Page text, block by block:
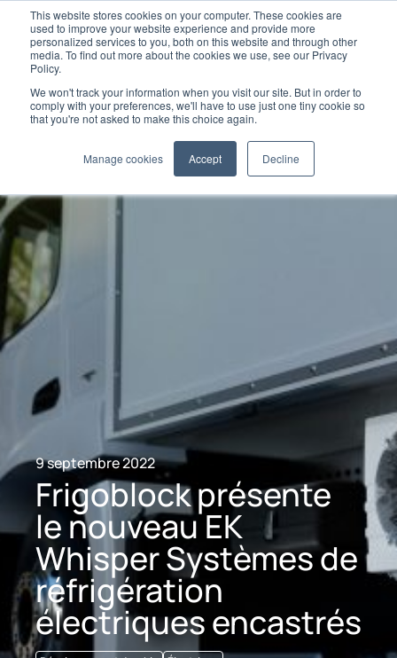
This website stores cookies on your computer. These cookies are
used to improve your website experience and provide more
personalized services to you, both on this website and through other
media. To find out more about the cookies we use, see our Privacy
Policy.
We won't track your information when you visit our site. But in order to
comply with your preferences, we'll have to use just one tiny cookie so
that you're not asked to make this choice again.
Manage cookies Accept Decline
9 septembre 2022
Frigoblock présente
le nouveau EK
Whisper Systèmes de
réfrigération
électriques encastrés